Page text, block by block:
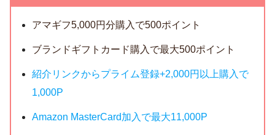
アマギフ5,000円分購入で500ポイント
ブランドギフトカード購入で最大500ポイント
紹介リンクからプライム登録+2,000円以上購入で
1,000P
Amazon MasterCard加入で最大11,000P